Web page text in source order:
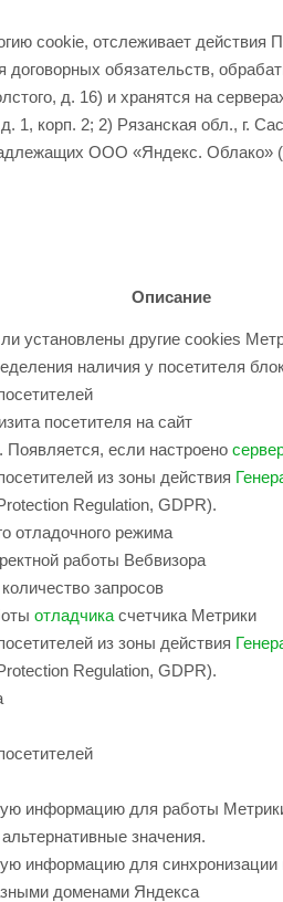
cookie, отслеживает действия
обязательств,
д. 16) и хранятся на
корп. 2; 2) Рязанская обл., г.
ООО «Яндекс.
Описание
установлены другие cookies
наличия у посетителя
посетителя на сайт
если настроено
из зоны действия
Regulation, GDPR).
отладочного режима
работы Вебвизора
запросов
отладчика счетчика Метрики
из зоны действия
Regulation, GDPR).
информацию для работы
значения.
информацию для синхронизации
доменами Яндекса